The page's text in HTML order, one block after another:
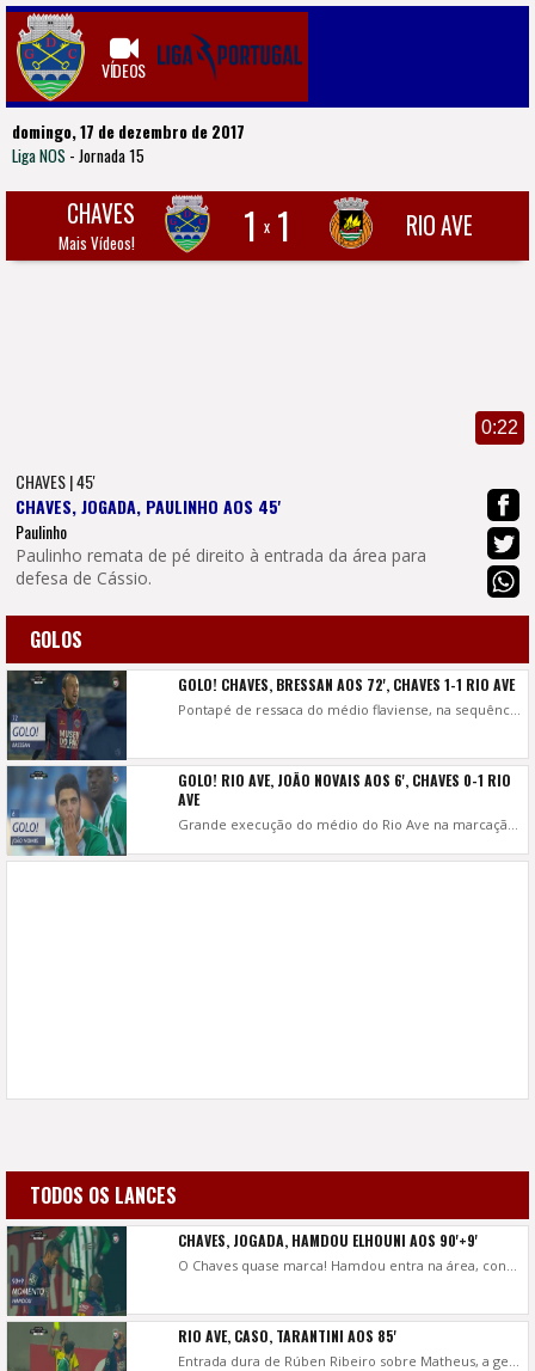
VÍDEOS
domingo, 17 de dezembro de 2017
Liga NOS - Jornada 15
CHAVES
Mais Vídeos! 1 x 1 RIO AVE
0:22
CHAVES | 45'
CHAVES, JOGADA, PAULINHO AOS 45'
Paulinho
Paulinho remata de pé direito à entrada da área para
defesa de Cássio.
GOLOS
GOLO! CHAVES, BRESSAN AOS 72', CHAVES 1-1 RIO AVE
GOLO! RIO AVE, JOÃO NOVAIS AOS 6', CHAVES 0-1 RIO
AVE
TODOS OS LANCES
CHAVES, JOGADA, HAMDOU ELHOUNI AOS 90'+9'
RIO AVE, CASO, TARANTINI AOS 85'